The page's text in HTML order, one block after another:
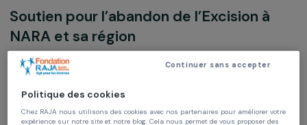
Défense des droits & lutte contre les violences
Soutien pour l’abandon de l’Excision à
NARA et sa région
Comité de Jumelage QUIMPERLE-NARAContinuer sans accepter